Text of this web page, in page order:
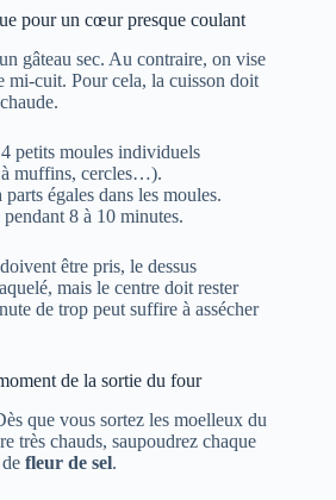
pour un cœur presque coulant
gâteau sec. Au contraire, on vise
mi-cuit. Pour cela, la cuisson doit
petits moules individuels
muffins, cercles…).
égales dans les moules.
8 à 10 minutes.
être pris, le dessus
mais le centre doit rester
de trop peut suffire à assécher
de la sortie du four
que vous sortez les moelleux du
très chauds, saupoudrez chaque
fleur de sel.